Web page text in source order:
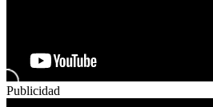
Publicidad